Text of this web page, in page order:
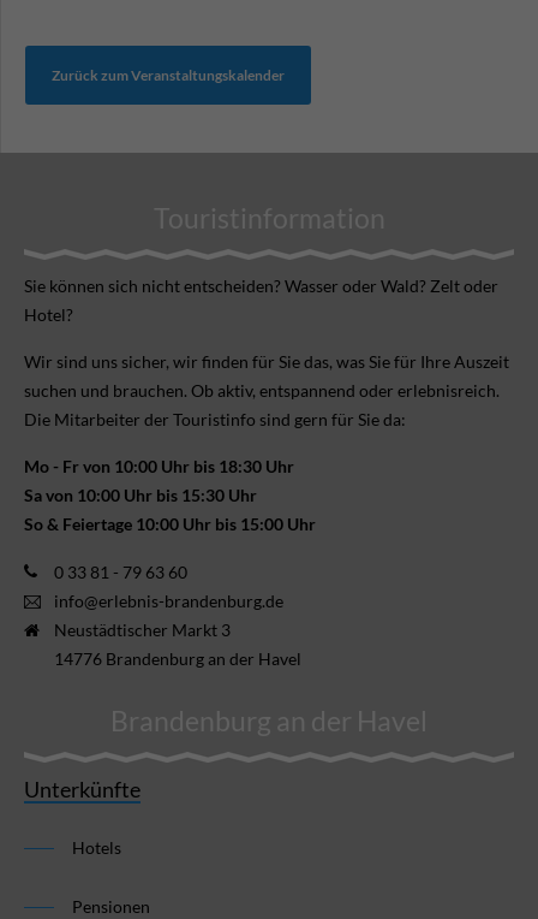
Zurück zum Veranstaltungskalender
Touristinformation
Sie können sich nicht ent­scheiden? Wasser oder Wald? Zelt oder
Hotel?
Wir sind uns sicher, wir finden für Sie das, was Sie für Ihre Aus­zeit
suchen und brauchen. Ob aktiv, ent­spannend oder erlebnis­reich.
Die Mitarbeiter der Touristinfo sind gern für Sie da:
Mo - Fr von 10:00 Uhr bis 18:30 Uhr
Sa von 10:00 Uhr bis 15:30 Uhr
So & Feiertage 10:00 Uhr bis 15:00 Uhr
0 33 81 - 79 63 60
info@erlebnis-brandenburg.de
Neustädtischer Markt 3
14776 Brandenburg an der Havel
Brandenburg an der Havel
Unterkünfte
Hotels
Pensionen